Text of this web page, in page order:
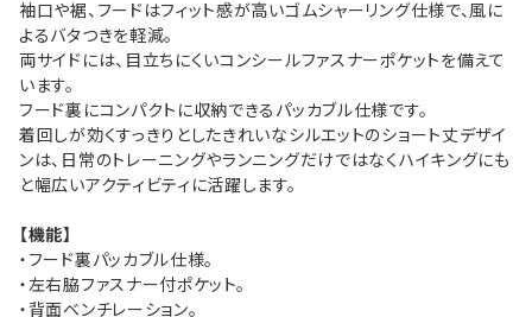
袖口や裾、フードはフィット感が高いゴムシャーリング仕様で、風に
よるバタつきを軽減。
両サイドには、目立ちにくいコンシールファスナーポケットを備えて
います。
フード裏にコンパクトに収納できるパッカブル仕様です。
着回しが効くすっきりとしたきれいなシルエットのショート丈デザイ
ンは、日常のトレーニングやランニングだけではなくハイキングにも
と幅広いアクティビティに活躍します。
【機能】
・フード裏パッカブル仕様。
・左右脇ファスナー付ポケット。
・背面ベンチレーション。